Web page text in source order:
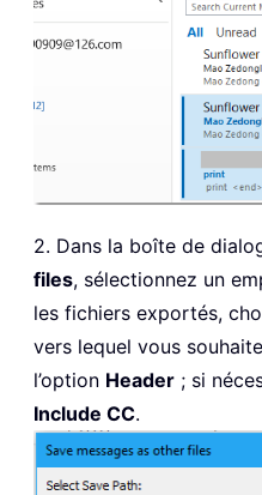
2. Dans la boîte de
files, sélectionnez un
les fichiers exportés,
vers lequel vous
l’option Header ; si
Include CC.